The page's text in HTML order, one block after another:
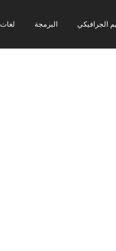
الجرافيكي البرمجة لغات